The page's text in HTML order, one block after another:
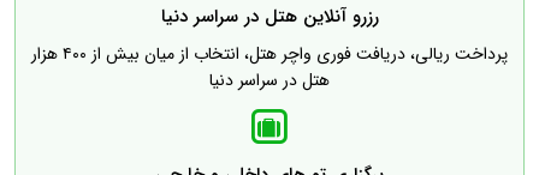
رزرو آنلاین هتل در سراسر دنیا
پرداخت ریالی، دریافت فوری واچر هتل، انتخاب از میان بیش از ۴۰۰ هزار
هتل در سراسر دنیا